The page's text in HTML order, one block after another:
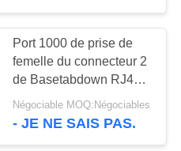
de carte
13
Port 1000 de prise de
femelle du connecteur 2
de Basetabdown RJ45
Jack pour le réseau
Ethernet de LAN
Négociable MOQ:Négociables
- JE NE SAIS PAS.